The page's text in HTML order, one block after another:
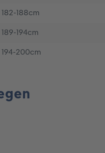
182-188cm
189-194cm
194-200cm